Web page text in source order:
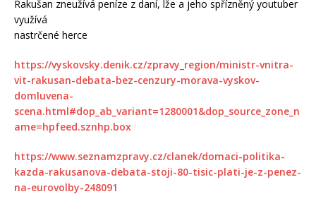
Rakušan zneužívá peníze z daní, lže a jeho spřízněný youtuber
využívá
nastrčené herce
https://vyskovsky.denik.cz/zpravy_region/ministr-vnitra-
vit-rakusan-debata-bez-cenzury-morava-vyskov-
domluvena-
scena.html#dop_ab_variant=1280001&dop_source_zone_n
ame=hpfeed.sznhp.box
https://www.seznamzpravy.cz/clanek/domaci-politika-
kazda-rakusanova-debata-stoji-80-tisic-plati-je-z-penez-
na-eurovolby-248091